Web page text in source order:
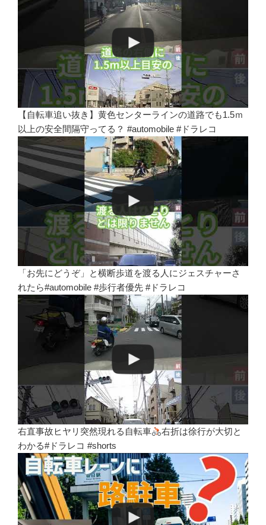
【自転車追い抜き】黄色センターラインの道路でも1.5ｍ
以上の安全間隔守ってる？ #automobile #ドラレコ
「お先にどうぞ」と横断歩道を渡る人にジェスチャーさ
れたら#automobile #歩行者優先 #ドラレコ
右直事故ヒヤリ突然現れる自転車
右折は徐行が大切と
わかる#ドラレコ #shorts